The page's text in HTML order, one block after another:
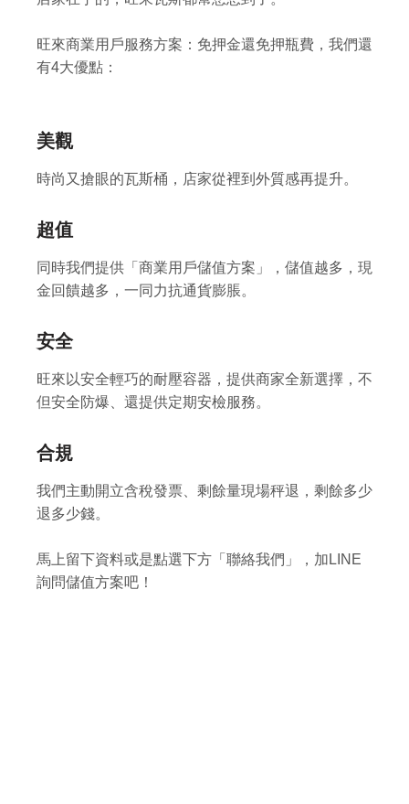
旺來商業用戶服務方案：免押金還免押瓶費，我們還
有4大優點：
美觀
時尚又搶眼的瓦斯桶，店家從裡到外質感再提升。
超值
同時我們提供「商業用戶儲值方案」，儲值越多，現
金回饋越多，一同力抗通貨膨脹。
安全
旺來以安全輕巧的耐壓容器，提供商家全新選擇，不
但安全防爆、還提供定期安檢服務。
合規
我們主動開立含稅發票、剩餘量現場秤退，剩餘多少
退多少錢。
馬上留下資料或是點選下方「聯絡我們」，加LINE
詢問儲值方案吧！